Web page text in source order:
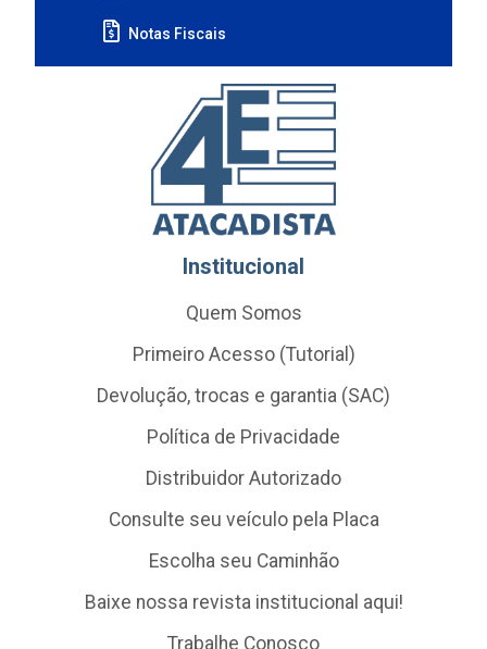
Notas Fiscais
Institucional
Quem Somos
Primeiro Acesso (Tutorial)
Devolução, trocas e garantia (SAC)
Política de Privacidade
Distribuidor Autorizado
Consulte seu veículo pela Placa
Escolha seu Caminhão
Baixe nossa revista institucional aqui!
Trabalhe Conosco